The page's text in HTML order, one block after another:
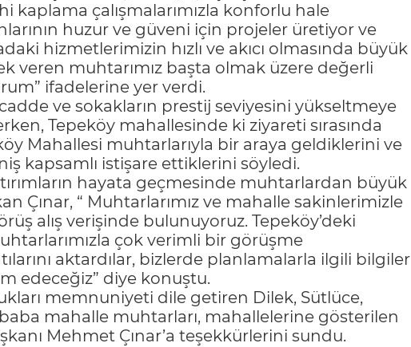
kaplama çalışmalarımızla konforlu hale
huzur ve güveni için projeler üretiyor ve
hizmetlerimizin hızlı ve akıcı olmasında büyük
veren muhtarımız başta olmak üzere değerli
ifadelerine yer verdi.
ve sokakların prestij seviyesini yükseltmeye
Tepeköy mahallesinde ki ziyareti sırasında
Mahallesi muhtarlarıyla bir araya geldiklerini ve
kapsamlı istişare ettiklerini söyledi.
hayata geçmesinde muhtarlardan büyük
Çınar, “ Muhtarlarımız ve mahalle sakinlerimizle
alış verişinde bulunuyoruz. Tepeköy’deki
çok verimli bir görüşme
aktardılar, bizlerde planlamalarla ilgili bilgiler
edeceğiz” diye konuştu.
memnuniyeti dile getiren Dilek, Sütlüce,
mahalle muhtarları, mahallelerine gösterilen
Mehmet Çınar’a teşekkürlerini sundu.